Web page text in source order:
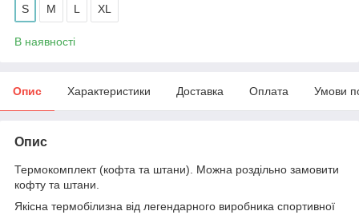
S M L XL
В наявності
Опис Характеристики Доставка Оплата Умови
Опис
Термокомплект (кофта та штани). Можна роздільно замовити
кофту та штани.
Якісна термобілизна від легендарного виробника спортивної